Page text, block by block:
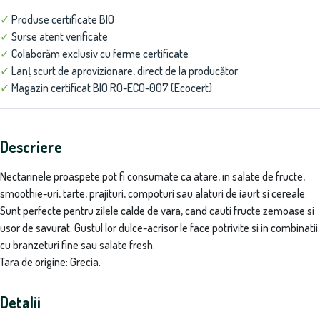
✓ Produse certificate BIO
✓ Surse atent verificate
✓ Colaborăm exclusiv cu ferme certificate
✓ Lanț scurt de aprovizionare, direct de la producător
✓ Magazin certificat BIO RO-ECO-007 (Ecocert)
Descriere
Nectarinele proaspete pot fi consumate ca atare, in salate de fructe,
smoothie-uri, tarte, prajituri, compoturi sau alaturi de iaurt si cereale.
Sunt perfecte pentru zilele calde de vara, cand cauti fructe zemoase si
usor de savurat. Gustul lor dulce-acrisor le face potrivite si in combinatii
cu branzeturi fine sau salate fresh.
Tara de origine: Grecia.
Detalii